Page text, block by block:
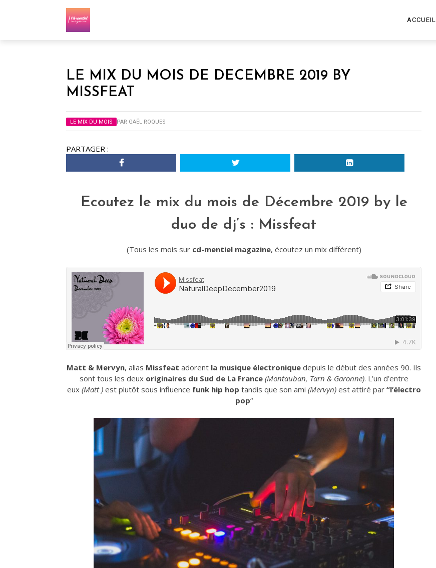
ACCUEIL
LE MIX DU MOIS DE DECEMBRE 2019 BY
MISSFEAT
LE MIX DU MOIS PAR GAËL ROQUES
PARTAGER :
Ecoutez le mix du mois de Décembre 2019 by le
duo de dj’s : Missfeat
(Tous les mois sur cd-mentiel magazine, écoutez un mix différent)
Matt & Mervyn, alias Missfeat adorent la musique électronique depuis le début des années 90. Ils
sont tous les deux originaires du Sud de La France (Montauban, Tarn & Garonne). L’un d’entre
eux (Matt )est plutôt sous influence funk hip hop tandis que son ami (Mervyn)est attiré par“l’électro
pop“